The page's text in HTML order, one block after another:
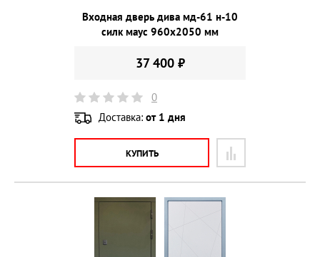
Входная дверь дива мд-61 н-10
силк маус 960х2050 мм
37 400 ₽
0
Доставка: от 1 дня
КУПИТЬ